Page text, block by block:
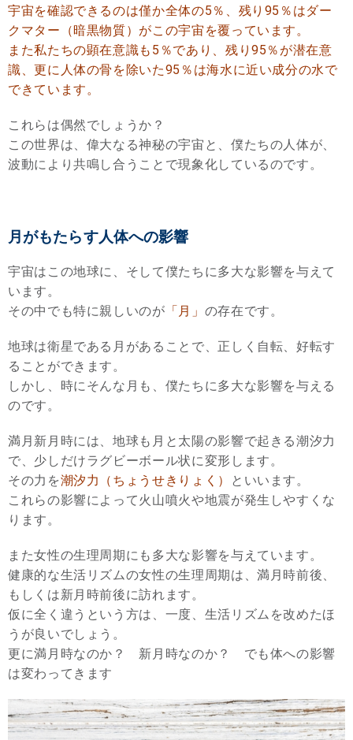
宇宙を確認できるのは僅か全体の5％、残り95％はダー
クマター（暗黒物質）がこの宇宙を覆っています。
また私たちの顕在意識も5％であり、残り95％が潜在意
識、更に人体の骨を除いた95％は海水に近い成分の水で
できています。
これらは偶然でしょうか？
この世界は、偉大なる神秘の宇宙と、僕たちの人体が、
波動により共鳴し合うことで現象化しているのです。
月がもたらす人体への影響
宇宙はこの地球に、そして僕たちに多大な影響を与えて
います。
その中でも特に親しいのが 「月」 の存在です。
地球は衛星である月があることで、正しく自転、好転す
ることができます。
しかし、時にそんな月も、僕たちに多大な影響を与える
のです。
満月新月時には、地球も月と太陽の影響で起きる潮汐力
で、少しだけラグビーボール状に変形します。
その力を潮汐力（ちょうせきりょく）
といいます。
これらの影響によって火山噴火や地震が発生しやすくな
ります。
また女性の生理周期にも多大な影響を与えています。
健康的な生活リズムの女性の生理周期は、満月時前後、
もしくは新月時前後に訪れます。
仮に全く違うという方は、一度、生活リズムを改めたほ
うが良いでしょう。
更に満月時なのか？ 新月時なのか？ でも体への影響
は変わってきます